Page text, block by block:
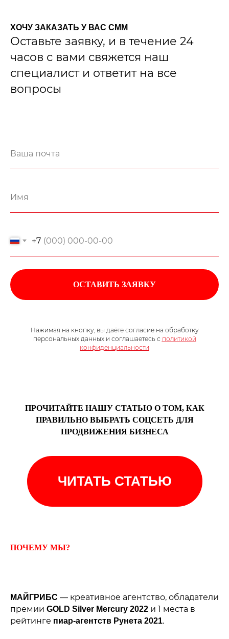
ХОЧУ ЗАКАЗАТЬ У ВАС СММ
Оставьте заявку, и в течение 24
часов с вами свяжется наш
специалист и ответит на все
вопросы
+7
ОСТАВИТЬ ЗАЯВКУ
Нажимая на кнопку, вы даёте согласие на обработку
персональных данных и соглашаетесь с политикой
конфиденциальности
ПРОЧИТАЙТЕ НАШУ СТАТЬЮ О ТОМ, КАК
ПРАВИЛЬНО ВЫБРАТЬ СОЦСЕТЬ ДЛЯ
ПРОДВИЖЕНИЯ БИЗНЕСА
ЧИТАТЬ СТАТЬЮ
ПОЧЕМУ МЫ?
МАЙГРИБС — креативное агентство, обладатели
премии GOLD Silver Mercury 2022 и 1 места в
рейтинге пиар-агентств Рунета 2021.